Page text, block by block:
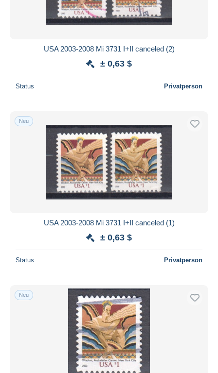
Visa
Mastercard
Wohnsitz des Verkäufers
Übernehmen
USA 2003-2008 Mi 3731 I+II canceled (2)
± 0,63 $
Status Privatperson
Neu
USA 2003-2008 Mi 3731 I+II canceled (1)
± 0,63 $
Status Privatperson
Neu